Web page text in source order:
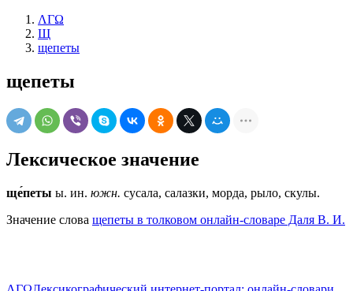
ΛΓΩ
Щ
щепеты
щепеты
Лексическое значение
ще́петы ы. ин. южн. сусала, салазки, морда, рыло, скулы.
Значение слова щепеты в толковом онлайн-словаре Даля В. И.